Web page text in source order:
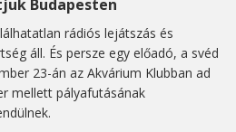
Budapesten
rádiós lejátszás és
áll. És persze egy előadó, a svéd
23-án az Akvárium Klubban ad
mellett pályafutásának